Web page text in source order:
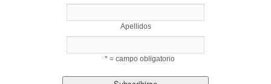
Apellidos
* = campo obligatorio